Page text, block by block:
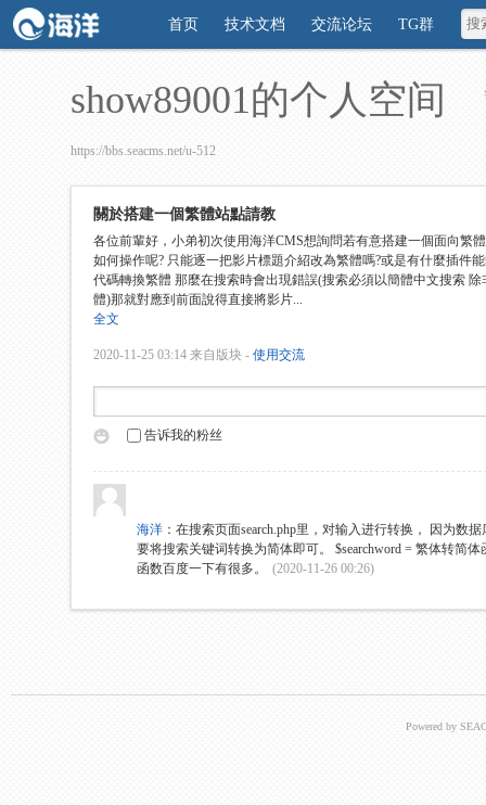
首页 技术文档 交流论坛 TG群
show89001的个人空间
https://bbs.seacms.net/u-512
關於搭建一個繁體站點請教
各位前輩好，小弟初次使用海洋CMS想詢問若有意搭建一個面向繁
如何操作呢? 只能逐一把影片標題介紹改為繁體嗎?或是有什麼插件
代碼轉換繁體 那麼在搜索時會出現錯誤(搜索必須以簡體中文搜索
體)那就對應到前面說得直接將影片...
全文
2020-11-25 03:14 来自版块 - 使用交流
告诉我的粉丝
海洋 ： 在搜索页面search.php里，对输入进行转换， 因为数
要将搜索关键词转换为简体即可。 $searchword = 繁体转简体
函数百度一下有很多。
(2020-11-26 00:26)
Powered by